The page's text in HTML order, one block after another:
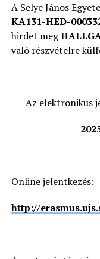
A Selye János
KA131-HED-
hirdet meg
való részvételre
Az elektronikus
Online jelentkezés:
http://